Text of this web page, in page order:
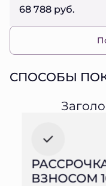
68 788 руб.
СПОСОБЫ
ВЗНОСОМ